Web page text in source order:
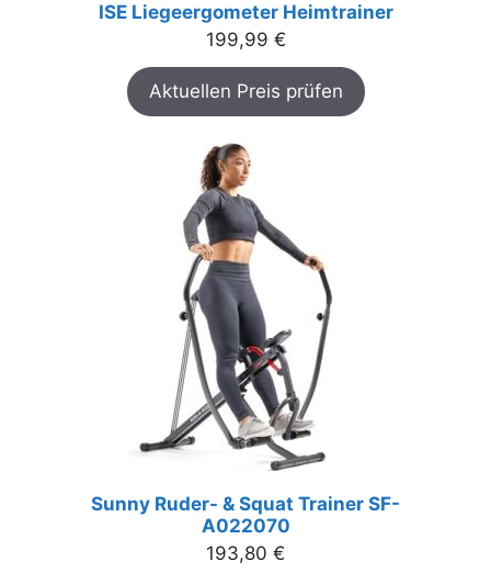
ISE Liegeergometer Heimtrainer
199,99 €
Aktuellen Preis prüfen
Sunny Ruder- & Squat Trainer SF-
A022070
193,80 €